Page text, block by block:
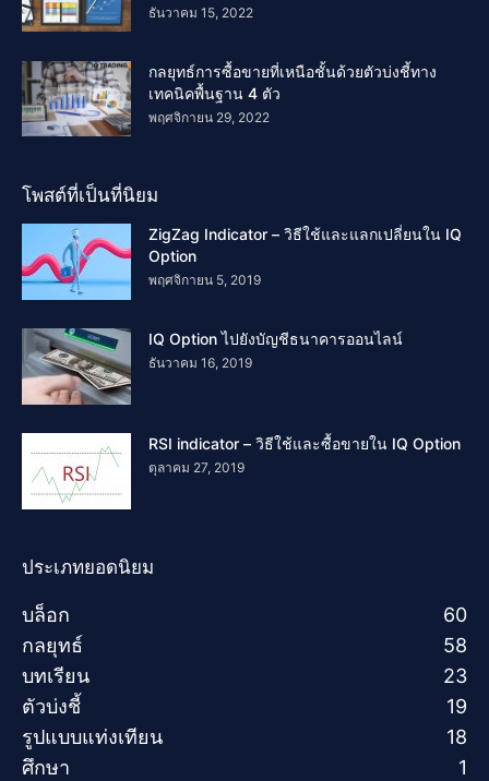
ธันวาคม 15, 2022
กลยุทธ์การซื้อขายที่เหนือชั้นด้วยตัวบ่งชี้ทาง
เทคนิคพื้นฐาน 4 ตัว
พฤศจิกายน 29, 2022
โพสต์ที่เป็นที่นิยม
ZigZag Indicator – วิธีใช้และแลกเปลี่ยนใน IQ
Option
พฤศจิกายน 5, 2019
IQ Option ไปยังบัญชีธนาคารออนไลน์
ธันวาคม 16, 2019
RSI indicator – วิธีใช้และซื้อขายใน IQ Option
ตุลาคม 27, 2019
ประเภทยอดนิยม
บล็อก
60
กลยุทธ์
58
บทเรียน
23
ตัวบ่งชี้
19
รูปแบบแท่งเทียน
18
ศึกษา
1